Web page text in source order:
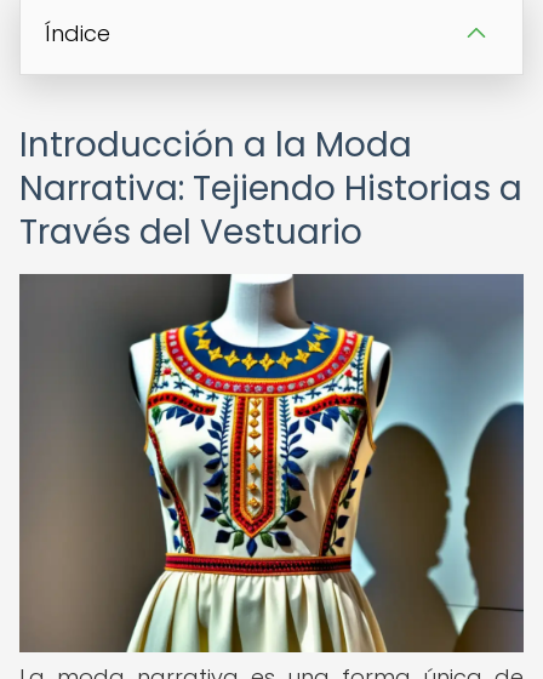
Índice
Introducción a la Moda
Narrativa: Tejiendo Historias a
Través del Vestuario